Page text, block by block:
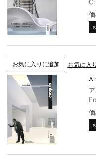
お気に入